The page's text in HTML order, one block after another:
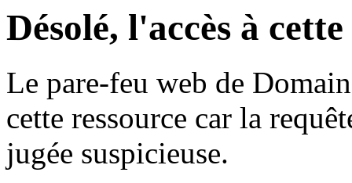
Désolé, l'accès à
Le pare-feu web de
cette ressource car la
jugée suspicieuse.